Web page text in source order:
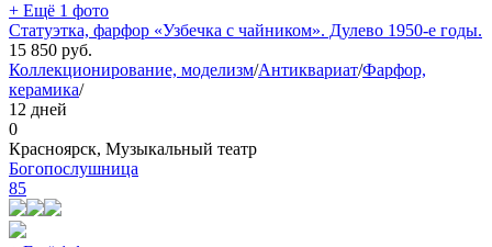
+ Ещё 1 фото
Статуэтка, фарфор «Узбечка с чайником». Дулево 1950-е годы.
15 850 руб.
Коллекционирование, моделизм/Антиквариат/Фарфор,
керамика/
12 дней
0
Красноярск, Музыкальный театр
Богопослушница
85